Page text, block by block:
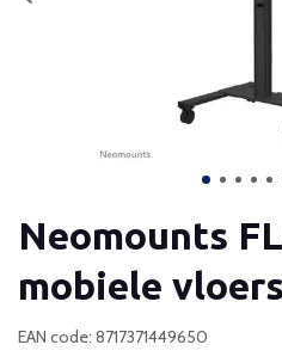
Neomounts
mobiele
EAN code: 8717371449650